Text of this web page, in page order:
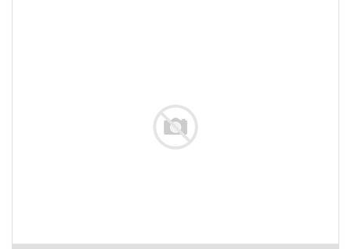
*El modulo 4101SN solo es compatible con paneles VISTA de incendio
(VISTA32FBT, VISTA128FBPT y VISTA250FBPT).